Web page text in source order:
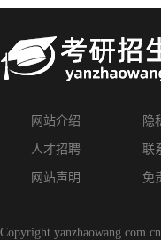
网站介绍 隐
人才招聘 联
网站声明 免
Copyright